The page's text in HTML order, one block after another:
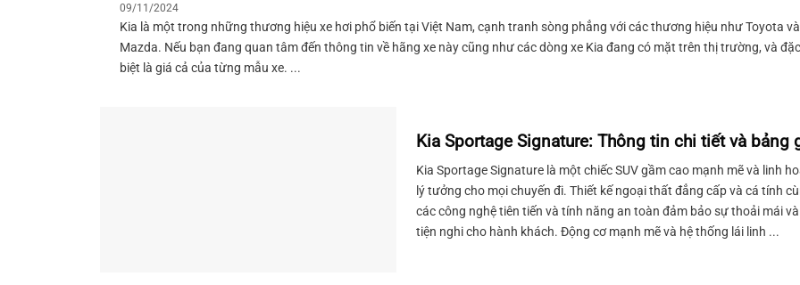
09/11/2024
Kia là một trong những thương hiệu xe hơi phổ biến tại Việt Nam, cạnh tranh sòng phẳng với các thương hiệu như Toyota và
Mazda. Nếu bạn đang quan tâm đến thông tin về hãng xe này cũng như các dòng xe Kia đang có mặt trên thị trường, và đặc
biệt là giá cả của từng mẫu xe. ...
Kia Sportage Signature: Thông tin chi tiết và bảng
Kia Sportage Signature là một chiếc SUV gầm cao mạnh mẽ và linh
lý tưởng cho mọi chuyến đi. Thiết kế ngoại thất đẳng cấp và cá tính
các công nghệ tiên tiến và tính năng an toàn đảm bảo sự thoải mái và
tiện nghi cho hành khách. Động cơ mạnh mẽ và hệ thống lái linh ...